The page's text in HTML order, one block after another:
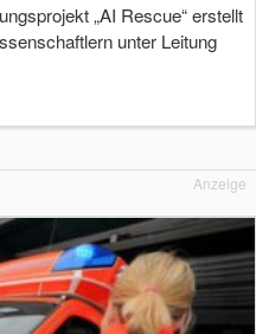
„AI Rescue“ erstellt
unter Leitung
Anzeige